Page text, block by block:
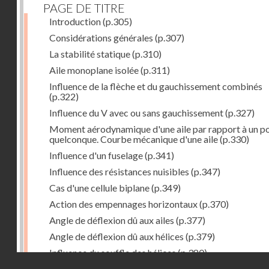
PAGE DE TITRE
Introduction(p.305)
Considérations générales (p.307)
La stabilité statique(p.310)
Aile monoplane isolée(p.311)
Influence de la flèche et du gauchissement combinés
(p.322)
Influence du V avec ou sans gauchissement(p.327)
Moment aérodynamique d'une aile par rapport à un
quelconque. Courbe mécanique d'une aile(p.330)
Influence d'un fuselage(p.341)
Influence des résistances nuisibles (p.347)
Cas d'une cellule biplane(p.349)
Action des empennages horizontaux(p.370)
Angle de déflexion dû aux ailes (p.377)
Angle de déflexion dû aux hélices (p.379)
Influence du souffle des hélices(p.380)